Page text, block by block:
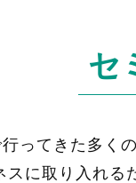
セ
行ってきた多く
スに取り入れる